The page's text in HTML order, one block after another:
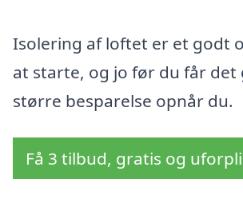
Isolering af loftet er et godt
at starte, og jo før du får det
større besparelse opnår du.
Få 3 tilbud, gratis og